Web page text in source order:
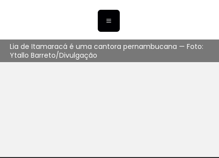
Lia de Itamaracá é uma cantora pernambucana — Foto:
Ytallo Barreto/Divulgação